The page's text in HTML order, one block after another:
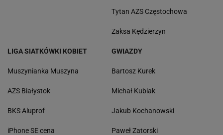
Tytan AZS Częstochowa
Zaksa Kędzierzyn
LIGA SIATKÓWKI KOBIET
Muszynianka Muszyna
AZS Białystok
BKS Aluprof
iPhone SE cena
GWIAZDY
Bartosz Kurek
Michał Kubiak
Jakub Kochanowski
Paweł Zatorski